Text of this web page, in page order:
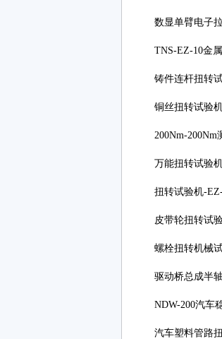
数显单臂电子
TNS-EZ-10金
铸件连杆扭转
铜丝扭转试验
200Nm-200Nm
万能扭转试验
扭转试验机-
皮带轮扭转试
螺栓扭转机械
驱动桥总成半
NDW-200汽车
汽车塑料管路